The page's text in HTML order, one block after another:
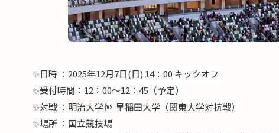
✨日時 ：2025年12月7日(日) 14：00 キックオフ
✨受付時間：12：00～12：45（予定）
✨対戦 ：明治大学 🆚 早稲田大学（関東大学対抗戦）
✨場所 ：国立競技場